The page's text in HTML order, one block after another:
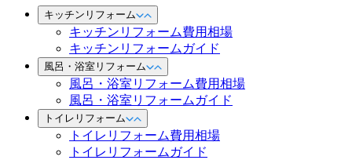
キッチンリフォーム
キッチンリフォーム費用相場
キッチンリフォームガイド
風呂・浴室リフォーム
風呂・浴室リフォーム費用相場
風呂・浴室リフォームガイド
トイレリフォーム
トイレリフォーム費用相場
トイレリフォームガイド